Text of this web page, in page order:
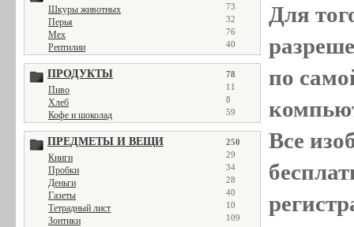
Шкуры животных 73
Перья 32
Мех 76
Рептилии 40
ПРОДУКТЫ 78
Пиво 11
Хлеб 8
Кофе и шоколад 59
ПРЕДМЕТЫ И ВЕЩИ 250
Книги 29
Пробки 34
Деньги 28
Газеты 40
Тетрадный лист 10
Зонтики 109
Для
по
Все